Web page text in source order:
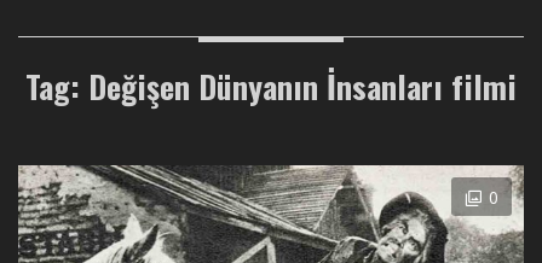
Tag: Değişen Dünyanın İnsanları filmi
0